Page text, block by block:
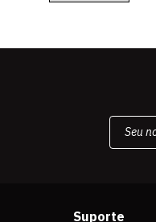
Suporte